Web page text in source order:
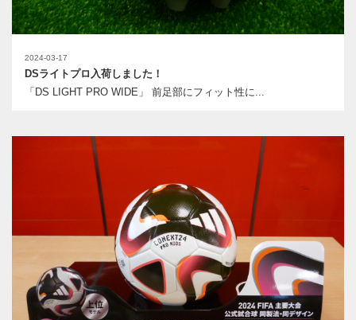
2024-03-17
DSライトプロ入荷しました！
「DS LIGHT PRO WIDE」 前足部にフィット性に...